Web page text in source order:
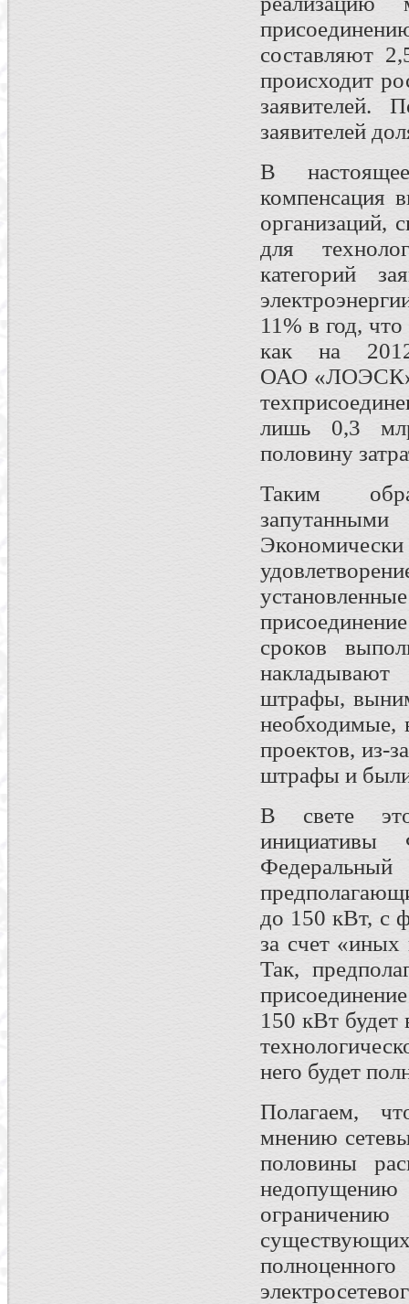
составляют
происходит
заявителей.
заявителей
В
компенсация
организаций,
для
категорий
11% в год,
как на
ОАО
лишь 0,3
половину
Таким
сроков
штрафы,
необходимые,
проектов, из-
штрафы и
В свете
до 150 кВт, с
за счет «иных
Так,
150 кВт будет
него будет
Полагаем,
мнению
половины